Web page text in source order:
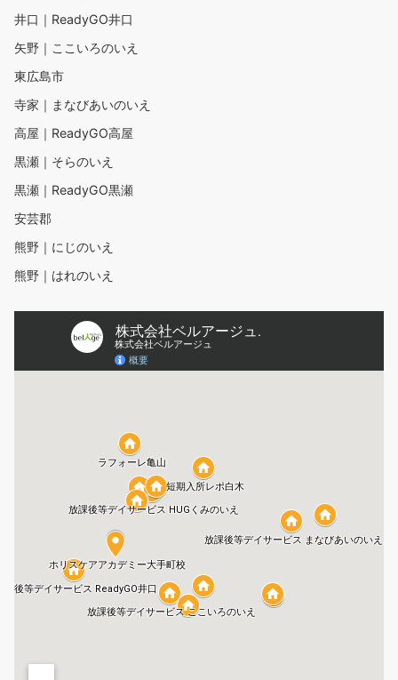
井口｜ReadyGO井口
矢野｜ここいろのいえ
東広島市
寺家｜まなびあいのいえ
高屋｜ReadyGO高屋
黒瀬｜そらのいえ
黒瀬｜ReadyGO黒瀬
安芸郡
熊野｜にじのいえ
熊野｜はれのいえ